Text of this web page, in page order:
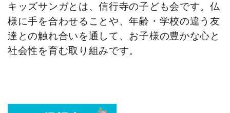
キッズサンガとは、信行寺の子ども会です。仏
様に手を合わせることや、年齢・学校の違う友
達との触れ合いを通して、お子様の豊かな心と
社会性を育む取り組みです。